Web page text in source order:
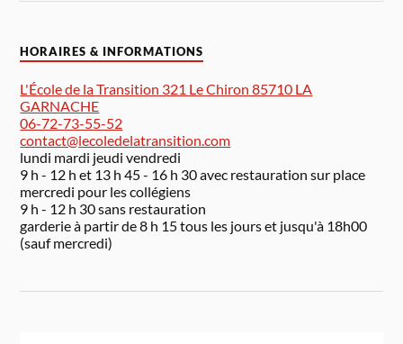
HORAIRES & INFORMATIONS
L'École de la Transition 321 Le Chiron 85710 LA
GARNACHE
06-72-73-55-52
contact@lecoledelatransition.com
lundi mardi jeudi vendredi
9 h - 12 h et 13 h 45 - 16 h 30 avec restauration sur place
mercredi pour les collégiens
9 h - 12 h 30 sans restauration
garderie à partir de 8 h 15 tous les jours et jusqu'à 18h00
(sauf mercredi)